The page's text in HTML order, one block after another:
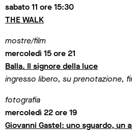
sabato 11 ore 15:30
THE WALK
mostre/film
mercoledì 15 ore 21
Balla. Il signore della luce
ingresso libero, su prenotazione,
fotografia
mercoledì 22 ore 19
Giovanni Gastel: uno sguardo, un